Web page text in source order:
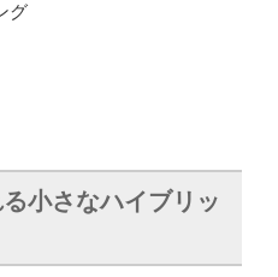
グ
小さなハイブリッ